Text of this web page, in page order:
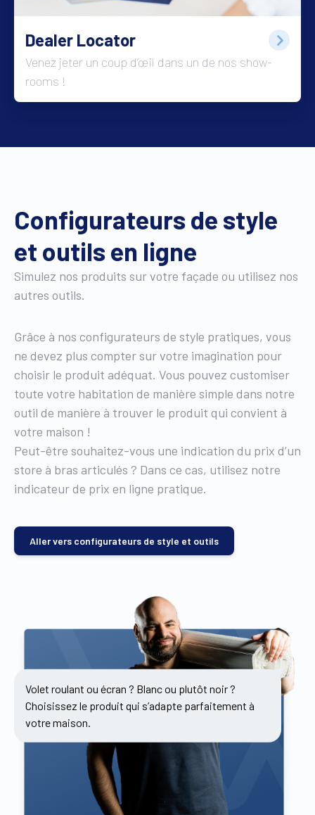
Dealer Locator
Venez jeter un coup d’œil dans un de nos show-
rooms !
Configurateurs de style
et outils en ligne
Simulez nos produits sur votre façade ou utilisez nos
autres outils.
Grâce à nos configurateurs de style pratiques, vous
ne devez plus compter sur votre imagination pour
choisir le produit adéquat. Vous pouvez customiser
toute votre habitation de manière simple dans notre
outil de manière à trouver le produit qui convient à
votre maison !
Peut-être souhaitez-vous une indication du prix d’un
store à bras articulés ? Dans ce cas, utilisez notre
indicateur de prix en ligne pratique.
Aller vers configurateurs de style et outils
Volet roulant ou écran ? Blanc ou plutôt noir ?
Choisissez le produit qui s’adapte parfaitement à
votre maison.